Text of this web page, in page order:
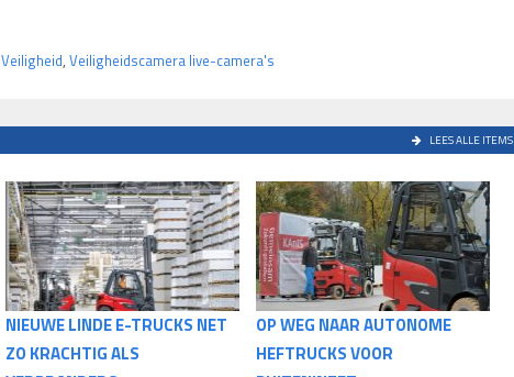
Veiligheid, Veiligheidscamera live-camera's
LEES ALLE ITEMS
NIEUWE LINDE E-TRUCKS NET
ZO KRACHTIG ALS
OP WEG NAAR AUTONOME
HEFTRUCKS VOOR